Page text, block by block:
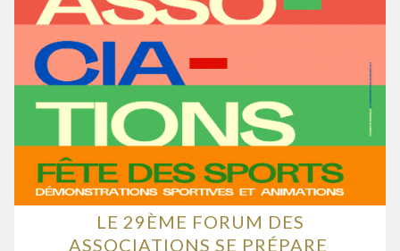
LE 29ÈME FORUM DES
ASSOCIATIONS SE PRÉPARE